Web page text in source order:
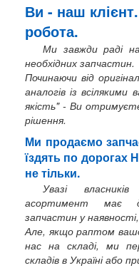
Ви - наш
робота.
Ми завжди раді
необхідних запчастин.
Починаючи від
аналогів із всілякими
якість" - Ви
рішення.
Ми продаємо
їздять по дорогах
не тільки.
Увазі
асортимент має
запчастин у
Але, якщо раптом
нас на складі, ми
складів в Україні або